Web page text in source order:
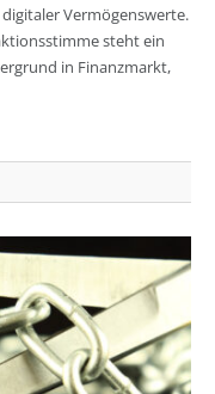
Vermögenswerte.
steht ein
in Finanzmarkt,